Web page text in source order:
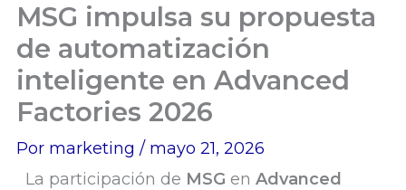
MSG impulsa su propuesta
de automatización
inteligente en Advanced
Factories 2026
Por marketing / mayo 21, 2026
La participación de MSG en Advanced